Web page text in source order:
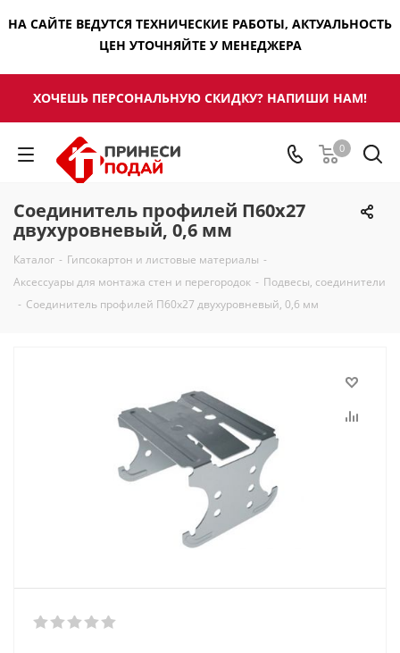
НА САЙТЕ ВЕДУТСЯ ТЕХНИЧЕСКИЕ РАБОТЫ, АКТУАЛЬНОСТЬ
ЦЕН УТОЧНЯЙТЕ У МЕНЕДЖЕРА
ХОЧЕШЬ ПЕРСОНАЛЬНУЮ СКИДКУ? НАПИШИ НАМ!
0
Соединитель профилей П60х27
двухуровневый, 0,6 мм
Каталог - Гипсокартон и листовые материалы -
Аксессуары для монтажа стен и перегородок - Подвесы, соединители
- Соединитель профилей П60х27 двухуровневый, 0,6 мм